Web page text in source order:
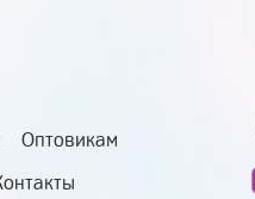
Оптовикам